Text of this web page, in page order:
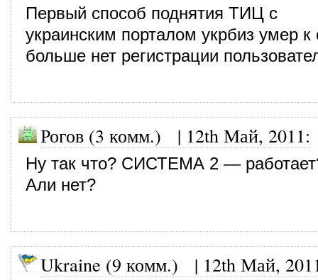
Первый способ поднятия ТИЦ с
украинским порталом укрбиз умер
больше нет регистрации
Рогов (3 комм.) | 12th Май, 2011:
Ну так что? СИСТЕМА 2 —
Али нет?
Ukraine (9 комм.) | 12th Май,